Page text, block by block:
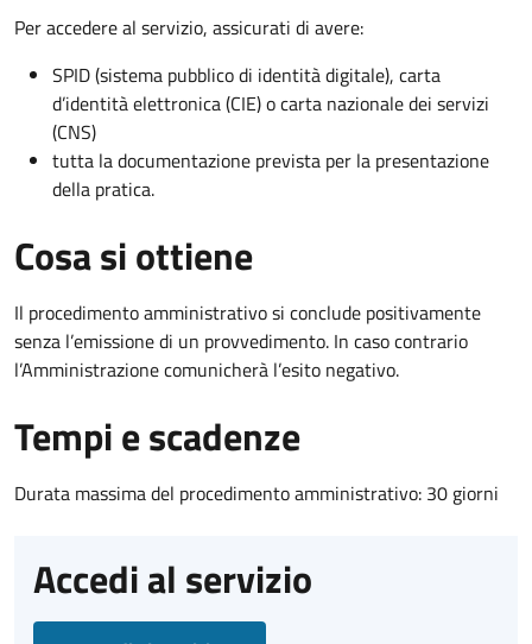
Per accedere al servizio, assicurati di avere:
SPID (sistema pubblico di identità digitale), carta
d’identità elettronica (CIE) o carta nazionale dei servizi
(CNS)
tutta la documentazione prevista per la presentazione
della pratica.
Cosa si ottiene
Il procedimento amministrativo si conclude positivamente
senza l’emissione di un provvedimento. In caso contrario
l’Amministrazione comunicherà l’esito negativo.
Tempi e scadenze
Durata massima del procedimento amministrativo: 30 giorni
Accedi al servizio